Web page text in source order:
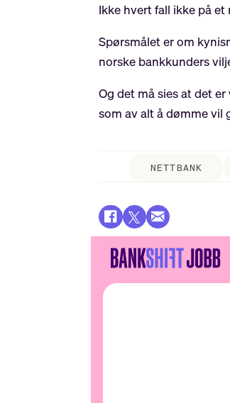
Ikke hvert fall ikke på
Spørsmålet er om
norske bankkunders
Og det må sies at det
som av alt å dømme vil
NETTBANK